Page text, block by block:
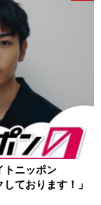
トニッポン
ております！」